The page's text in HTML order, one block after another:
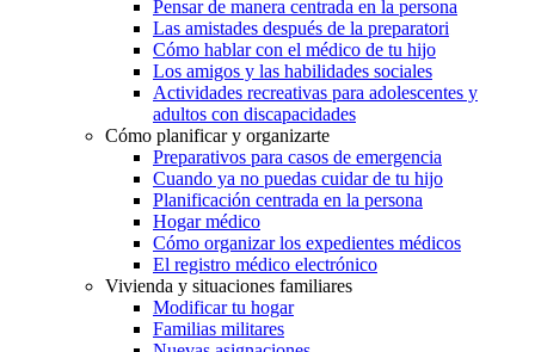
Pensar de manera centrada en la persona
Las amistades después de la preparatori
Cómo hablar con el médico de tu hijo
Los amigos y las habilidades sociales
Actividades recreativas para adolescentes y
adultos con discapacidades
Cómo planificar y organizarte
Preparativos para casos de emergencia
Cuando ya no puedas cuidar de tu hijo
Planificación centrada en la persona
Hogar médico
Cómo organizar los expedientes médicos
El registro médico electrónico
Vivienda y situaciones familiares
Modificar tu hogar
Familias militares